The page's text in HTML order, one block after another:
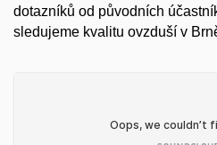
dotazníků od původních
sledujeme kvalitu ovzduší v